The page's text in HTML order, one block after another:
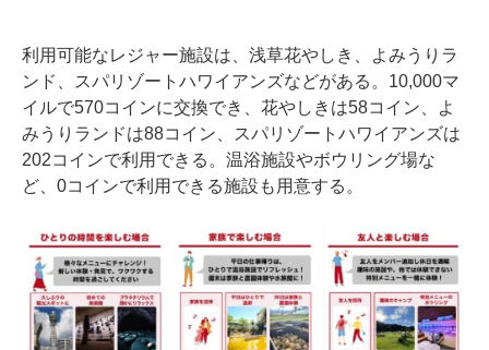
利用可能なレジャー施設は、浅草花やしき、よみうりラ
ンド、スパリゾートハワイアンズなどがある。10,000マ
イルで570コインに交換でき、花やしきは58コイン、よ
みうりランドは88コイン、スパリゾートハワイアンズは
202コインで利用できる。温浴施設やボウリング場な
ど、0コインで利用できる施設も用意する。